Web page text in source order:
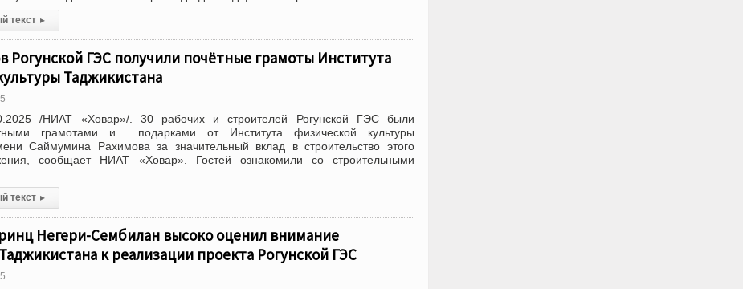
текст ▸
Рогунской ГЭС получили почётные грамоты Института
Таджикистана
/НИАТ «Ховар»/. 30 рабочих и строителей Рогунской ГЭС были
грамотами и подарками от Института физической культуры
Саймумина Рахимова за значительный вклад в строительство этого
сообщает НИАТ «Ховар». Гостей ознакомили со строительными
текст ▸
Негери-Сембилан высоко оценил внимание
к реализации проекта Рогунской ГЭС